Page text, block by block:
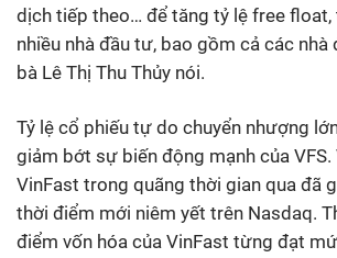
dịch tiếp theo… để tăng tỷ lệ free float,
nhiều nhà đầu tư, bao gồm cả các nhà
bà Lê Thị Thu Thủy nói.
Tỷ lệ cổ phiếu tự do chuyển nhượng
giảm bớt sự biến động mạnh của VFS.
VinFast trong quãng thời gian qua đã
thời điểm mới niêm yết trên Nasdaq.
điểm vốn hóa của VinFast từng đạt